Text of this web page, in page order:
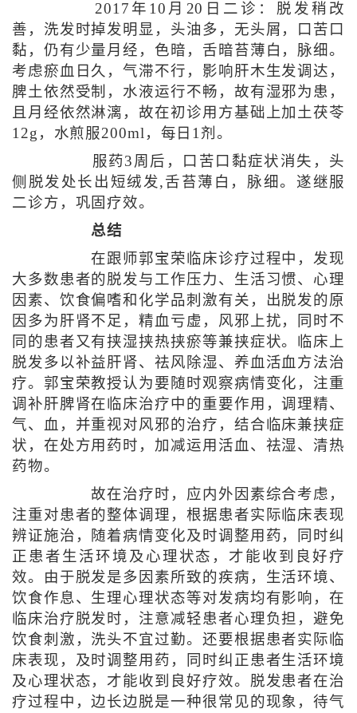
2017年10月20日二诊：脱发稍改
善，洗发时掉发明显，头油多，无头屑，口苦口
黏，仍有少量月经，色暗，舌暗苔薄白，脉细。
考虑瘀血日久，气滞不行，影响肝木生发调达，
脾土依然受制，水液运行不畅，故有湿邪为患，
且月经依然淋漓，故在初诊用方基础上加土茯苓
12g，水煎服200ml，每日1剂。
服药3周后，口苦口黏症状消失，头
侧脱发处长出短绒发,舌苔薄白，脉细。遂继服
二诊方，巩固疗效。
总结
在跟师郭宝荣临床诊疗过程中，发现
大多数患者的脱发与工作压力、生活习惯、心理
因素、饮食偏嗜和化学品刺激有关，出脱发的原
因多为肝肾不足，精血亏虚，风邪上扰，同时不
同的患者又有挟湿挟热挟瘀等兼挟症状。临床上
脱发多以补益肝肾、祛风除湿、养血活血方法治
疗。郭宝荣教授认为要随时观察病情变化，注重
调补肝脾肾在临床治疗中的重要作用，调理精、
气、血，并重视对风邪的治疗，结合临床兼挟症
状，在处方用药时，加减运用活血、祛湿、清热
药物。
故在治疗时，应内外因素综合考虑，
注重对患者的整体调理，根据患者实际临床表现
辨证施治，随着病情变化及时调整用药，同时纠
正患者生活环境及心理状态，才能收到良好疗
效。由于脱发是多因素所致的疾病，生活环境、
饮食作息、生理心理状态等对发病均有影响，在
临床治疗脱发时，注意减轻患者心理负担，避免
饮食刺激，洗头不宜过勤。还要根据患者实际临
床表现，及时调整用药，同时纠正患者生活环境
及心理状态，才能收到良好疗效。脱发患者在治
疗过程中，边长边脱是一种很常见的现象，待气